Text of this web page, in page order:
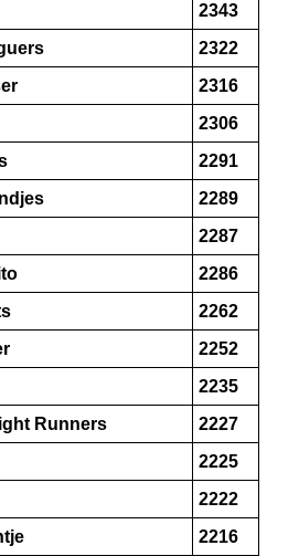
2343
2322
2316
2306
2291
2289
2287
2286
2262
2252
2235
Runners
2227
2225
2222
2216